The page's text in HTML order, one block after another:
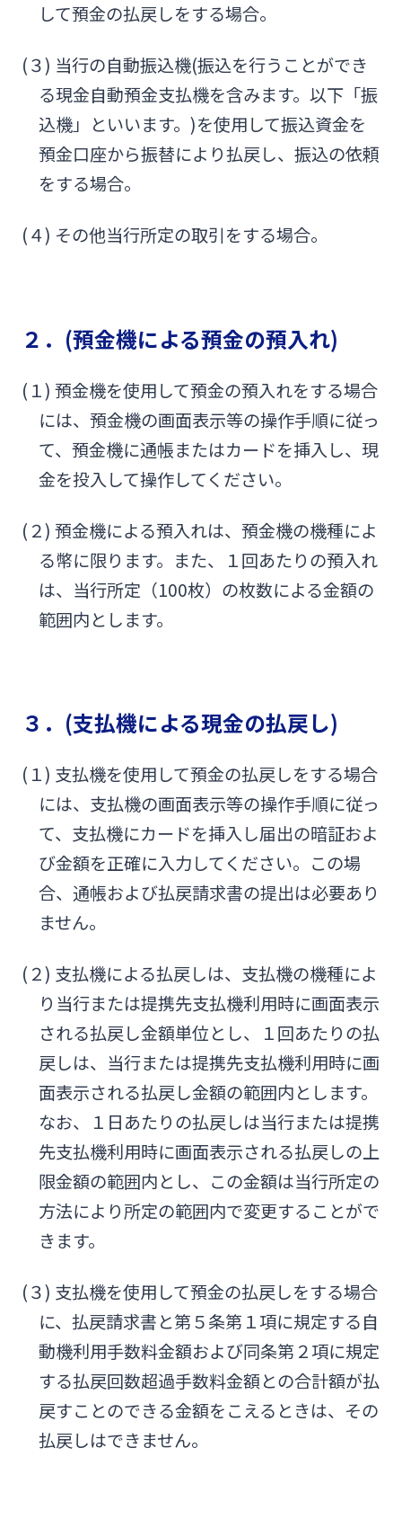
ニュースリリース一覧
採用情報
お問い合わせ先一覧
して預金の払戻しをする場合。
(３) 当行の自動振込機(振込を行うことができ
る現金自動預金支払機を含みます。以下「振
込機」といいます。)を使用して振込資金を
預金口座から振替により払戻し、振込の依頼
をする場合。
(４) その他当行所定の取引をする場合。
２．(預金機による預金の預入れ)
(１) 預金機を使用して預金の預入れをする場合
には、預金機の画面表示等の操作手順に従っ
て、預金機に通帳またはカードを挿入し、現
金を投入して操作してください。
(２) 預金機による預入れは、預金機の機種によ
る幣に限ります。また、１回あたりの預入れ
は、当行所定（100枚）の枚数による金額の
範囲内とします。
３．(支払機による現金の払戻し)
(１) 支払機を使用して預金の払戻しをする場合
には、支払機の画面表示等の操作手順に従っ
て、支払機にカードを挿入し届出の暗証およ
び金額を正確に入力してください。この場
合、通帳および払戻請求書の提出は必要あり
ません。
(２) 支払機による払戻しは、支払機の機種によ
り当行または提携先支払機利用時に画面表示
される払戻し金額単位とし、１回あたりの払
戻しは、当行または提携先支払機利用時に画
面表示される払戻し金額の範囲内とします。
なお、１日あたりの払戻しは当行または提携
先支払機利用時に画面表示される払戻しの上
限金額の範囲内とし、この金額は当行所定の
方法により所定の範囲内で変更することがで
きます。
(３) 支払機を使用して預金の払戻しをする場合
に、払戻請求書と第５条第１項に規定する自
動機利用手数料金額および同条第２項に規定
する払戻回数超過手数料金額との合計額が払
戻すことのできる金額をこえるときは、その
払戻しはできません。